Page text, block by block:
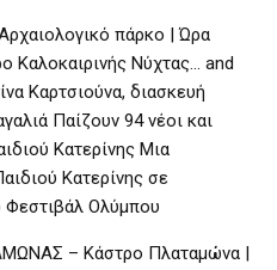
πάρκο | Ώρα
Καλοκαιρινής Νύχτας… and
Καρτσιούνα, διασκευή
Παίζουν 94 νέοι και
Κατερίνης Μια
Κατερίνης σε
Φεστιβάλ Ολύμπου
– Κάστρο Πλαταμώνα |